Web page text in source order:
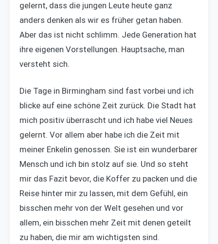
gelernt, dass die jungen Leute heute ganz
anders denken als wir es früher getan haben.
Aber das ist nicht schlimm. Jede Generation hat
ihre eigenen Vorstellungen. Hauptsache, man
versteht sich.
Die Tage in Birmingham sind fast vorbei und ich
blicke auf eine schöne Zeit zurück. Die Stadt hat
mich positiv überrascht und ich habe viel Neues
gelernt. Vor allem aber habe ich die Zeit mit
meiner Enkelin genossen. Sie ist ein wunderbarer
Mensch und ich bin stolz auf sie. Und so steht
mir das Fazit bevor, die Koffer zu packen und die
Reise hinter mir zu lassen, mit dem Gefühl, ein
bisschen mehr von der Welt gesehen und vor
allem, ein bisschen mehr Zeit mit denen geteilt
zu haben, die mir am wichtigsten sind.